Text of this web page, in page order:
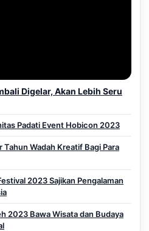
Digelar, Akan Lebih Seru
Padati Event Hobicon 2023
Wadah Kreatif Bagi Para
2023 Sajikan Pengalaman
2023 Bawa Wisata dan Budaya